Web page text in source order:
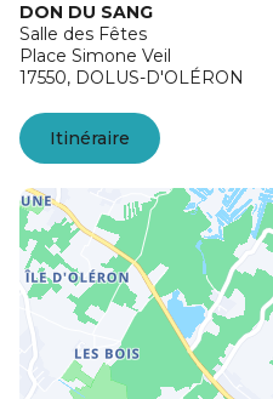
DON DU SANG
Salle des Fêtes
Place Simone Veil
17550, DOLUS-D'OLÉRON
Itinéraire